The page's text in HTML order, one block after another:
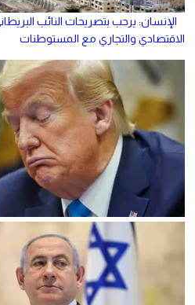
الإنسان: يرحب بتصريحات النائب
الاقتصادي والتجاري مع المستوطنات